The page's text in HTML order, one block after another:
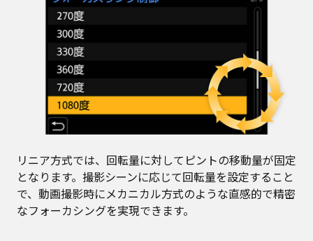
リニア方式では、回転量に対してピントの移動量が固定
となります。撮影シーンに応じて回転量を設定すること
で、動画撮影時にメカニカル方式のような直感的で精密
なフォーカシングを実現できます。